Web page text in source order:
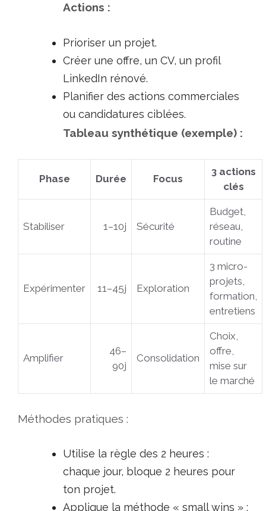
Actions :
Prioriser un projet.
Créer une offre, un CV, un profil
LinkedIn rénové.
Planifier des actions commerciales
ou candidatures ciblées.
Tableau synthétique (exemple) :
Phase Durée Focus
3 actions
clés
Stabiliser 1–10j Sécurité
Budget,
réseau,
routine
Expérimenter 11–45j Exploration
3 micro-
projets,
formation,
entretiens
Amplifier
46–
90j
Consolidation
Choix,
offre,
mise sur
le marché
Méthodes pratiques :
Utilise la règle des 2 heures :
chaque jour, bloque 2 heures pour
ton projet.
Applique la méthode « small wins » :